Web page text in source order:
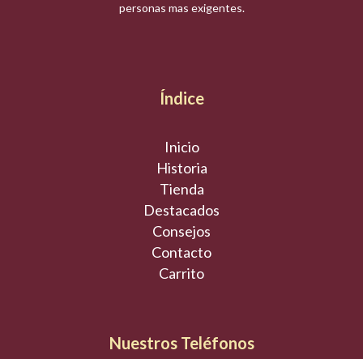
personas mas exigentes.
Índice
Inicio
Historia
Tienda
Destacados
Consejos
Contacto
Carrito
Nuestros Teléfonos